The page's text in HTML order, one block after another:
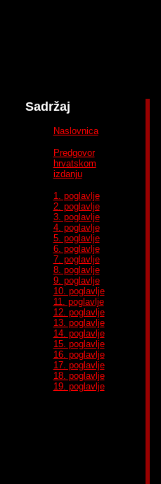
Sadržaj
Naslovnica
Predgovor
hrvatskom
izdanju
1. poglavlje
2. poglavlje
3. poglavlje
4. poglavlje
5. poglavlje
6. poglavlje
7. poglavlje
8. poglavlje
9. poglavlje
10. poglavlje
11. poglavlje
12. poglavlje
13. poglavlje
14. poglavlje
15. poglavlje
16. poglavlje
17. poglavlje
18. poglavlje
19. poglavlje